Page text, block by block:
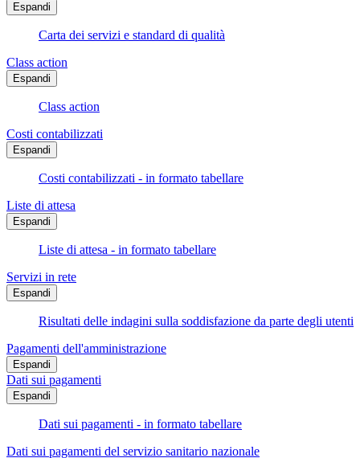
Espandi
Carta dei servizi e standard di qualità
Class action
Espandi
Class action
Costi contabilizzati
Espandi
Costi contabilizzati - in formato tabellare
Liste di attesa
Espandi
Liste di attesa - in formato tabellare
Servizi in rete
Espandi
Risultati delle indagini sulla soddisfazione da parte degli utenti
Pagamenti dell'amministrazione
Espandi
Dati sui pagamenti
Espandi
Dati sui pagamenti - in formato tabellare
Dati sui pagamenti del servizio sanitario nazionale